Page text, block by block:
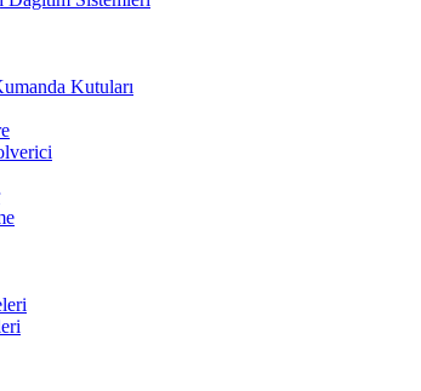
Kutuları